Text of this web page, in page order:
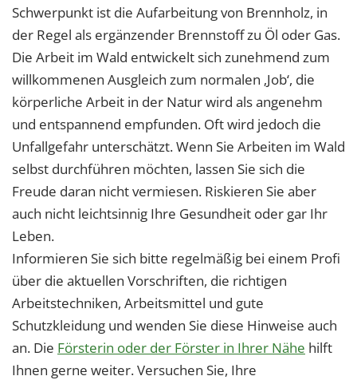
Schwerpunkt ist die Aufarbeitung von Brennholz, in
der Regel als ergänzender Brennstoff zu Öl oder Gas.
Die Arbeit im Wald entwickelt sich zunehmend zum
willkommenen Ausgleich zum normalen ‚Job‘, die
körperliche Arbeit in der Natur wird als angenehm
und entspannend empfunden. Oft wird jedoch die
Unfallgefahr unterschätzt. Wenn Sie Arbeiten im Wald
selbst durchführen möchten, lassen Sie sich die
Freude daran nicht vermiesen. Riskieren Sie aber
auch nicht leichtsinnig Ihre Gesundheit oder gar Ihr
Leben.
Informieren Sie sich bitte regelmäßig bei einem Profi
über die aktuellen Vorschriften, die richtigen
Arbeitstechniken, Arbeitsmittel und gute
Schutzkleidung und wenden Sie diese Hinweise auch
an. Die Försterin oder der Förster in Ihrer Nähe hilft
Ihnen gerne weiter. Versuchen Sie, Ihre